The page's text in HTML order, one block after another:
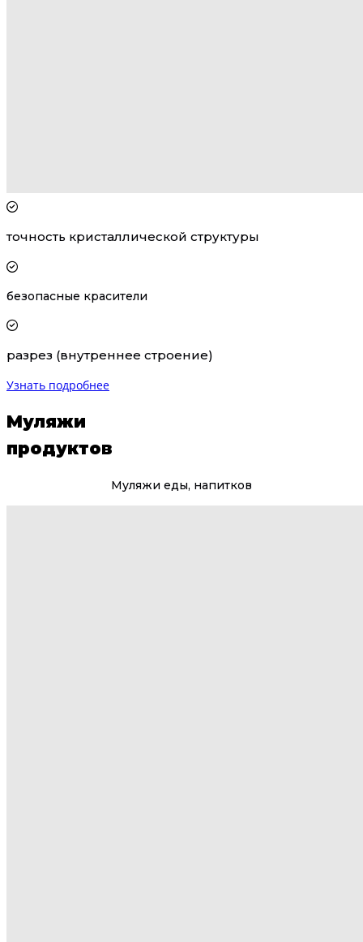
точность кристаллической структуры
безопасные красители
разрез (внутреннее строение)
Узнать подробнее
Муляжи
продуктов
Муляжи еды, напитков